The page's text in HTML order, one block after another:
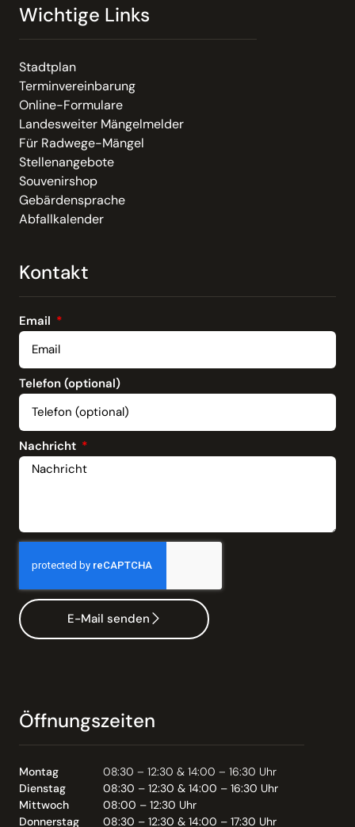
Wichtige Links
Stadtplan
Terminvereinbarung
Online-Formulare
Landesweiter Mängelmelder
Für Radwege-Mängel
Stellenangebote
Souvenirshop
Gebärdensprache
Abfallkalender
Kontakt
Email
Telefon (optional)
Nachricht
E-Mail senden
Öffnungszeiten
Montag
08:30 – 12:30 & 14:00 – 16:30 Uhr
Dienstag
08:30 – 12:30 & 14:00 – 16:30 Uhr
Mittwoch
08:00 – 12:30 Uhr
Donnerstag
08:30 – 12:30 & 14:00 – 17:30 Uhr